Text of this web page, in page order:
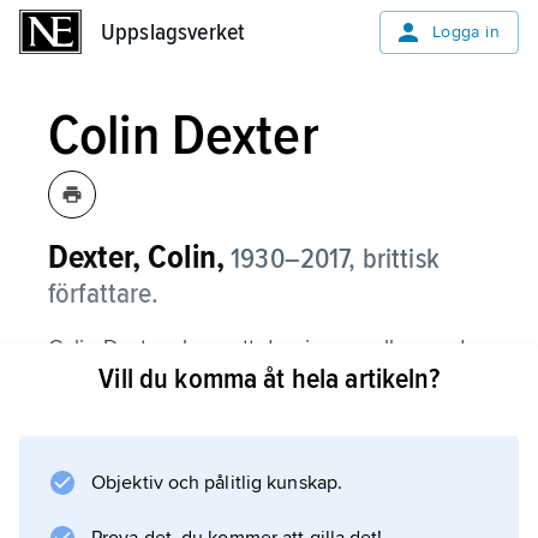
Uppslagsverket Logga in
Colin Dexter
Dexter, Colin, 1930–2017, brittisk
författare.
Colin Dexter skrev ett dussin pusselbaserade
polisromaner om radarparet kommissarie
debut
Vill du komma åt hela artikeln?
Objektiv och pålitlig kunskap.